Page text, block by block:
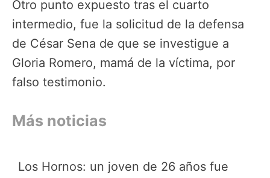
Otro punto expuesto tras el cuarto
intermedio, fue la solicitud de la defensa
de César Sena de que se investigue a
Gloria Romero, mamá de la víctima, por
falso testimonio.
Más noticias
Los Hornos: un joven de 26 años fue